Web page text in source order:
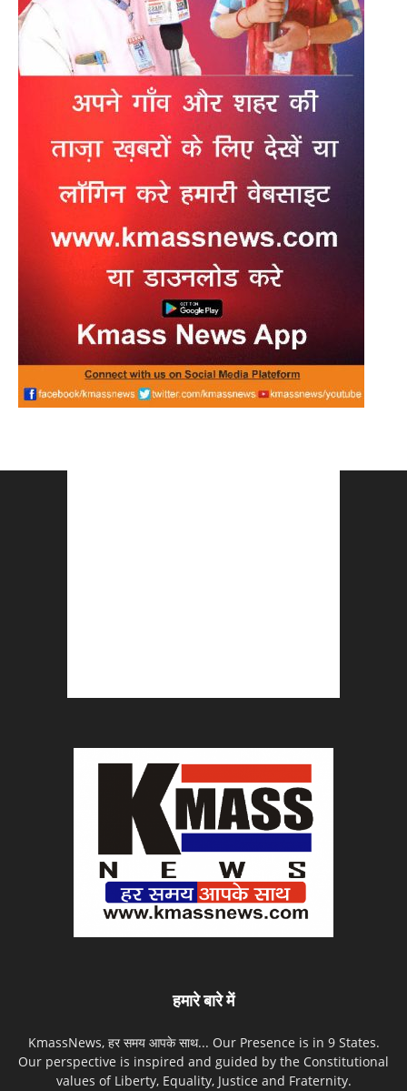
हमारे बारे में
KmassNews, हर समय आपके साथ... Our Presence is in 9 States.
Our perspective is inspired and guided by the Constitutional
values of Liberty, Equality, Justice and Fraternity.